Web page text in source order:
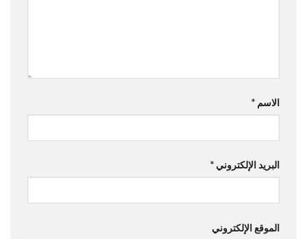
الاسم *
البريد الإلكتروني *
الموقع الإلكتروني